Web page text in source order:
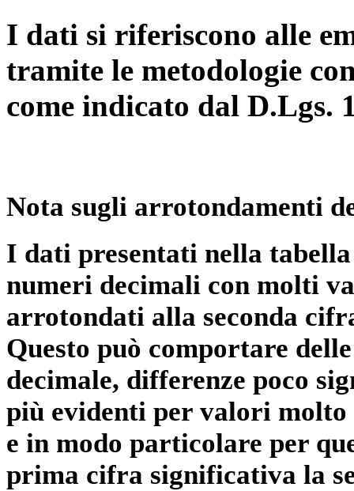
I dati si riferiscono alle
tramite le metodologie
come indicato dal D.Lgs.
Nota sugli arrotondamenti
I dati presentati nella
numeri decimali con molti
arrotondati alla seconda
Questo può comportare
decimale, differenze poco
più evidenti per valori
e in modo particolare per
prima cifra significativa la